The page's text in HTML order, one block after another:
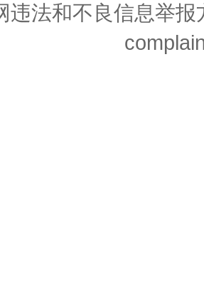
违法和不良信息举